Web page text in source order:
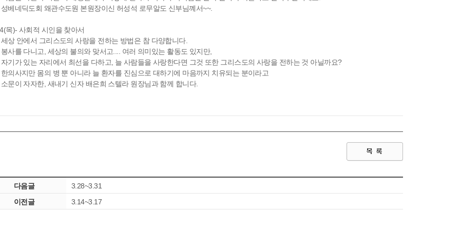
베네딕도회 왜관수도원 본원장이신 허성석 로무알도 신부님꼐서~~.
목)- 사회적 시인을 찾아서
상 안에서 그리스도의 사랑을 전하는 방법은 참 다양합니다.
사를 다니고, 세상의 불의와 맞서고.... 여러 의미있는 활동도 있지만,
기가 있는 자리에서 최선을 다하고, 늘 사람들을 사랑한다면 그것 또한 그리스도의 사랑을 전하는 것 아닐까요?
의사지만 몸의 병 뿐 아니라 늘 환자를 진심으로 대하기에 마음까지 치유되는 분이라고
문이 자자한, 새내기 신자 배은희 스텔라 원장님과 함께 합니다.
다음글
3.28~3.31
이전글
3.14~3.17